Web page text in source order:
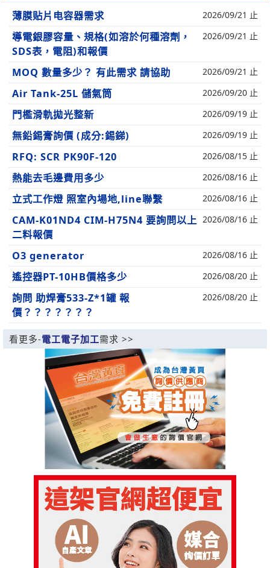
薄膜贴片电容器需求 2026/09/21 止
導電銀膠容量、規格(如溶於何種溶劑，
SDS表，電阻)和報價
2026/09/21 止
MOQ 數量多少？ 有此需求 請協助 2026/09/21 止
Air Tank-25L 儲氣筒 2026/09/20 止
門檻滑軌拋光整新 2026/09/19 止
無鉛錫膏詢價 (成分:錫銻) 2026/09/19 止
RFQ: SCR PK90F-120 2026/08/15 止
熱能去毛邊費用多少 2026/08/16 止
立式工作燈 照室內場地,line聯繫 2026/08/16 止
CAM-K01ND4 CIM-H75N4 要詢問以上
二料報價
2026/08/16 止
O3 generator 2026/08/16 止
遙控器PT-10HB價格多少 2026/08/20 止
詢問 助焊膏533-Z*1罐 報
價？？？？？？？
2026/08/20 止
看更多-電工電子加工需求 >>